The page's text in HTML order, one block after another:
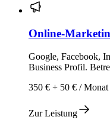
Online-
Google, Facebook,
Business Profil.
350 € + 50 € / Monat
Zur Leistung